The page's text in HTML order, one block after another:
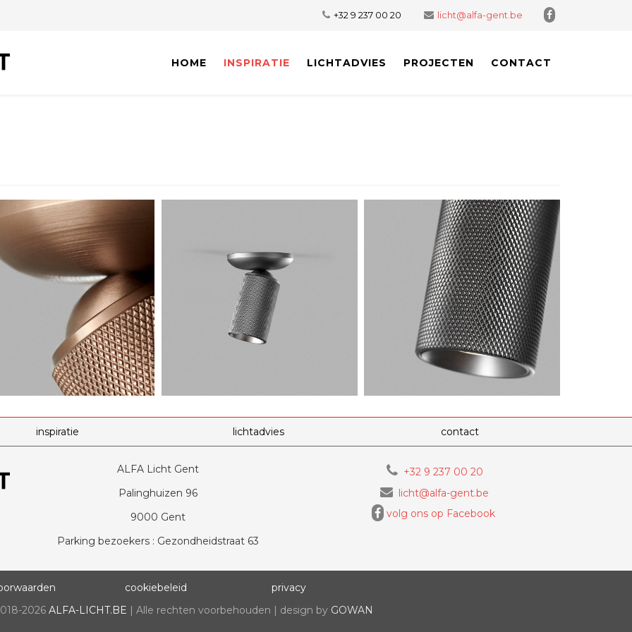
+32 9 237 00 20 licht@alfa-gent.be
HOME INSPIRATIE LICHTADVIES PROJECTEN CONTACT
inspiratie lichtadvies contact
ALFA Licht Gent
Palinghuizen 96
9000 Gent
Parking bezoekers : Gezondheidstraat 63
+32 9 237 00 20
licht@alfa-gent.be
volg ons op Facebook
cookiebeleid
privacy
2026 ALFA-LICHT.BE | Alle rechten voorbehouden | design by GOWAN